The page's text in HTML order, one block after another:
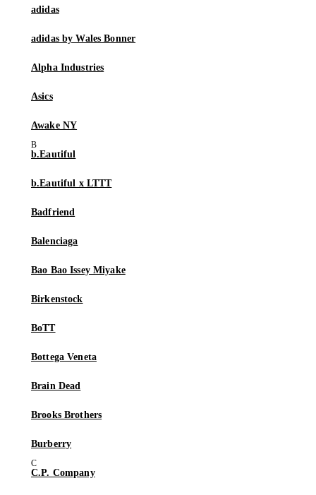
adidas
adidas by Wales Bonner
Alpha Industries
Asics
Awake NY
b.Eautiful
b.Eautiful x LTTT
Badfriend
Balenciaga
Bao Bao Issey Miyake
Birkenstock
BoTT
Bottega Veneta
Brain Dead
Brooks Brothers
Burberry
C.P. Company